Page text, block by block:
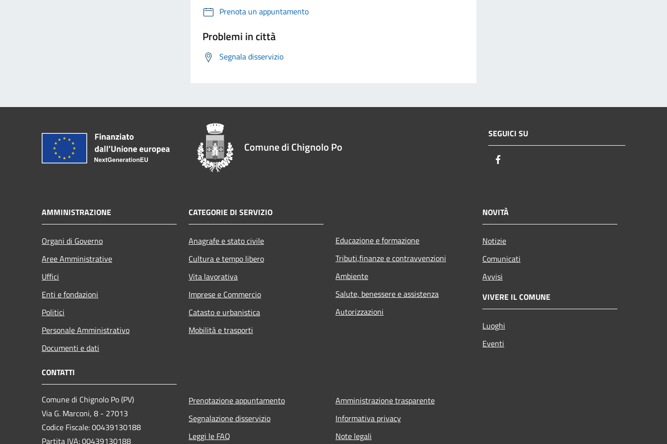
Prenota un appuntamento
Problemi in città
Segnala disservizio
Comune di Chignolo Po
SEGUICI SU
AMMINISTRAZIONE
Organi di Governo
Aree Amministrative
Uffici
Enti e fondazioni
Politici
Personale Amministrativo
Documenti e dati
CATEGORIE DI SERVIZIO
Anagrafe e stato civile
Cultura e tempo libero
Vita lavorativa
Imprese e Commercio
Catasto e urbanistica
Mobilità e trasporti
Educazione e formazione
Tributi,finanze e contravvenzioni
Ambiente
Salute, benessere e assistenza
Autorizzazioni
NOVITÀ
Notizie
Comunicati
Avvisi
VIVERE IL COMUNE
Luoghi
Eventi
CONTATTI
Comune di Chignolo Po (PV)
Via G. Marconi, 8 - 27013
Codice Fiscale: 00439130188
Partita IVA: 00439130188
Prenotazione appuntamento
Segnalazione disservizio
Leggi le FAQ
Amministrazione trasparente
Informativa privacy
Note legali